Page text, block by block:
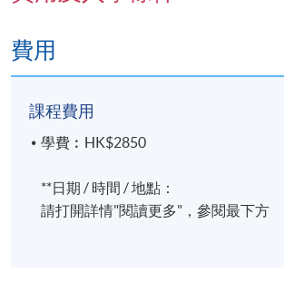
費用
課程費用
學費︰HK$2850
**日期 / 時間 / 地點：
請打開詳情"閱讀更多"，參閱最下方